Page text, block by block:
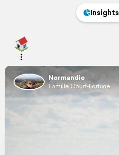
Insights
Normandie
Famille Court-Fortune